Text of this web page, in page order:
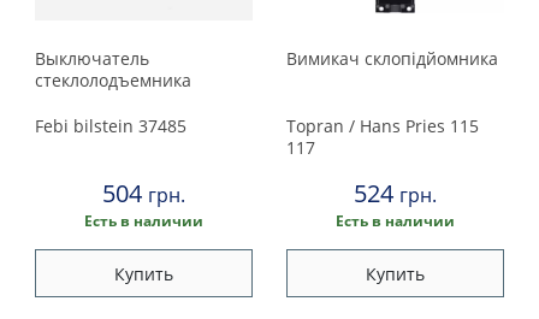
Выключатель
стеклолодъемника
Febi bilstein 37485
504 грн.
Есть в наличии
Купить
Вимикач склопiдйомника
Topran / Hans Pries 115
117
524 грн.
Есть в наличии
Купить